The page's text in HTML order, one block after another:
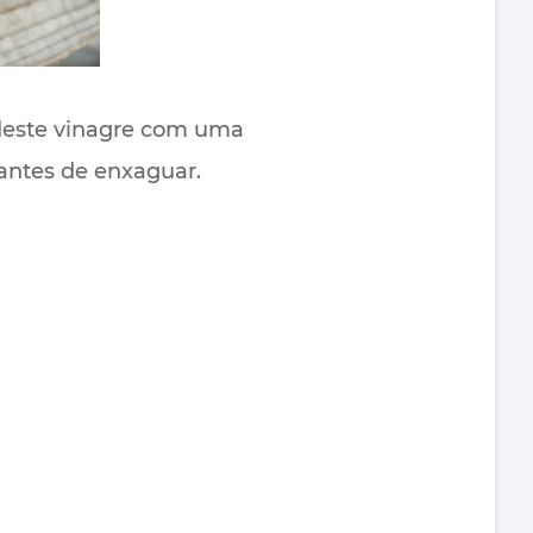
vinagre com uma
de enxaguar.